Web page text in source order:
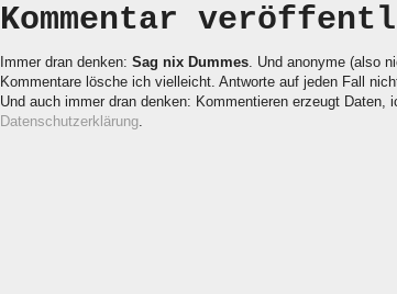
Kommentar
Immer dran denken: Sag nix Dummes. Und anonyme (also
Kommentare lösche ich vielleicht. Antworte auf jeden Fall
Und auch immer dran denken: Kommentieren erzeugt Daten,
Datenschutzerklärung.